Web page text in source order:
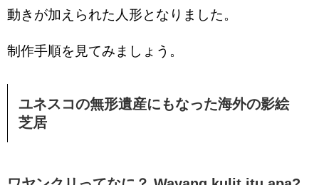
動きが加えられた人形となりました。
制作手順を見てみましょう。
ユネスコの無形遺産にもなった海外の影絵
芝居